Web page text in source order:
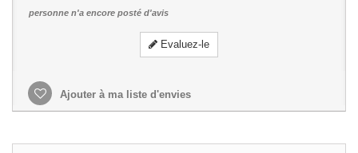
personne n'a encore posté d'avis
Evaluez-le
Ajouter à ma liste d'envies